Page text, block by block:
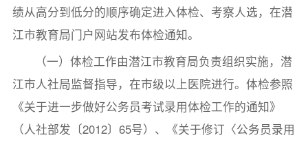
绩从高分到低分的顺序确定进入体检、考察人选，在潜
江市教育局门户网站发布体检通知。
（一）体检工作由潜江市教育局负责组织实施，潜
江市人社局监督指导，在市级以上医院进行。体检参照
《关于进一步做好公务员考试录用体检工作的通知》
（人社部发〔2012〕65号）、《关于修订〈公务员录用